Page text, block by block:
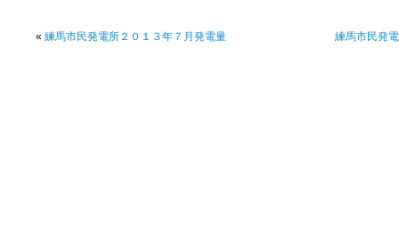
« 練馬市民発電所２０１３年７月発電量 練馬市民発